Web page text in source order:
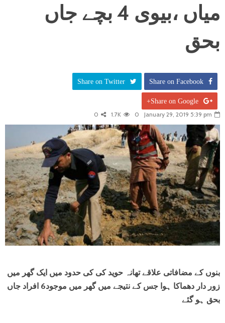
میاں ،بیوی 4 بچے جاں
بحق
Share on Facebook
Share on Twitter
Share on Google+
January 29, 2019 5:39 pm
0
1.7K
0
بنوں کے مضافاتی علاقے تھانہ حوید کی کی حدود میں ایک گھر میں
زور دار دھماکا ہوا جس کے نتیجے میں گھر میں موجود6 افراد جاں
بحق ہو گئے